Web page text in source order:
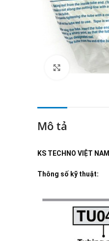
Click to
Mô tả
KS TECHNO VIỆT NAM
Thông số kỹ thuật: